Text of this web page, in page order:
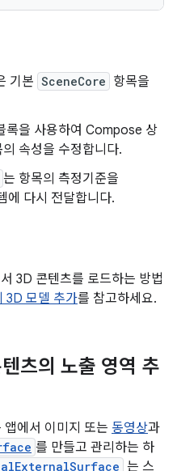
기본 SceneCore 항목을
록을 사용하여 Compose 상
속성을 수정합니다.
는 항목의 측정기준을
에 다시 전달합니다.
3D 콘텐츠를 로드하는 방법
3D 모델 추가를 참고하세요.
츠의 노출 영역 추
앱에서 이미지 또는 동영상과
를 만들고 관리하는 하
는 스